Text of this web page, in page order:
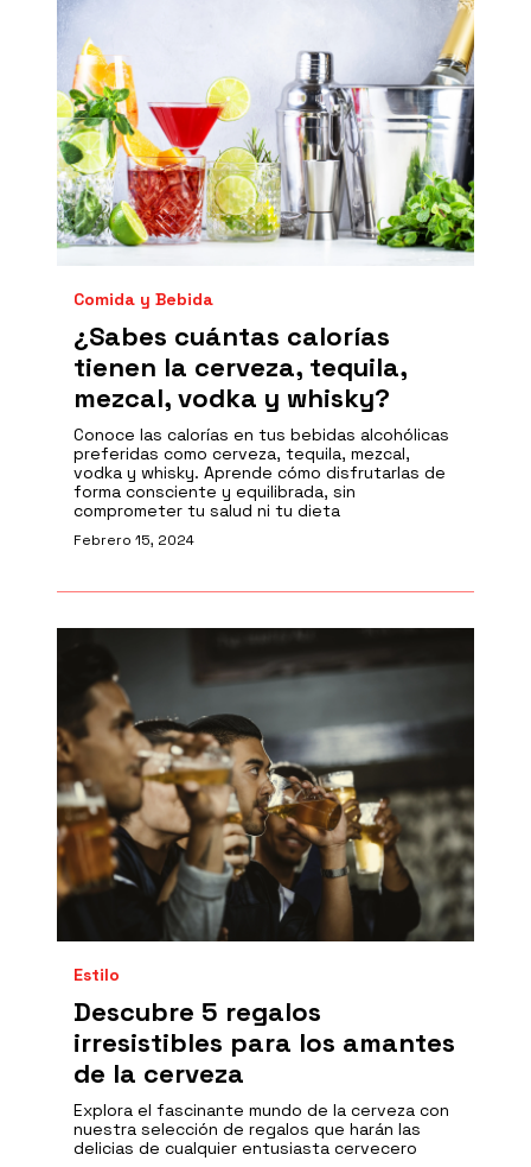
Comida y Bebida
¿Sabes cuántas calorías
tienen la cerveza, tequila,
mezcal, vodka y whisky?
Conoce las calorías en tus bebidas alcohólicas
preferidas como cerveza, tequila, mezcal,
vodka y whisky. Aprende cómo disfrutarlas de
forma consciente y equilibrada, sin
comprometer tu salud ni tu dieta
Febrero 15, 2024
Estilo
Descubre 5 regalos
irresistibles para los amantes
de la cerveza
Explora el fascinante mundo de la cerveza con
nuestra selección de regalos que harán las
delicias de cualquier entusiasta cervecero